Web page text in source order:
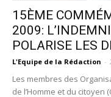
15ÈME
2009:
POLARISE LES
L'Equipe de la Rédaction -
Les membres des
de l’Homme et du citoyen